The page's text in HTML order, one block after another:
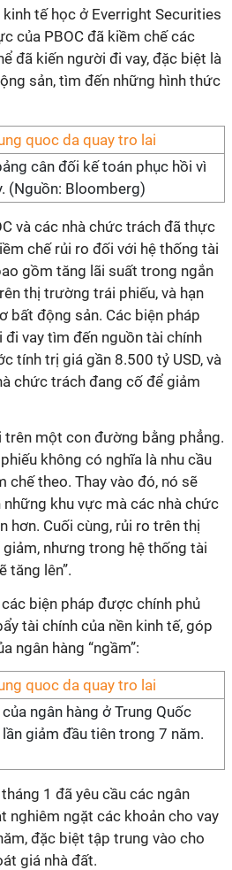
kinh tế học ở Everright Securities
của PBOC đã kiềm chế các
đã kiến người đi vay, đặc biệt là
sản, tìm đến những hình thức
cân đối kế toán phục hồi vì
(Nguồn: Bloomberg)
và các nhà chức trách đã thực
chế rủi ro đối với hệ thống tài
gồm tăng lãi suất trong ngắn
thị trường trái phiếu, và hạn
bất động sản. Các biện pháp
vay tìm đến nguồn tài chính
tính trị giá gần 8.500 tỷ USD, và
chức trách đang cố để giảm
trên một con đường bằng phẳng.
không có nghĩa là nhu cầu
chế theo. Thay vào đó, nó sẽ
khu vực mà các nhà chức
hơn. Cuối cùng, rủi ro trên thị
nhưng trong hệ thống tài
tăng lên”.
biện pháp được chính phủ
tài chính của nền kinh tế, góp
ngân hàng “ngầm”:
ngân hàng ở Trung Quốc
giảm đầu tiên trong 7 năm.
1 đã yêu cầu các ngân
nghiêm ngặt các khoản cho vay
đặc biệt tập trung vào cho
giá nhà đất.